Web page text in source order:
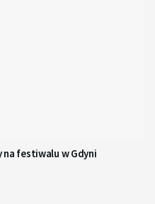
na festiwalu w Gdyni